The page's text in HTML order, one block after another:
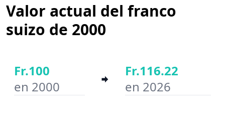
Suiza
País
Año inicial
Valor actual del franco
suizo de 2000
Fr.100
en 2000
Fr.116.22
en 2026